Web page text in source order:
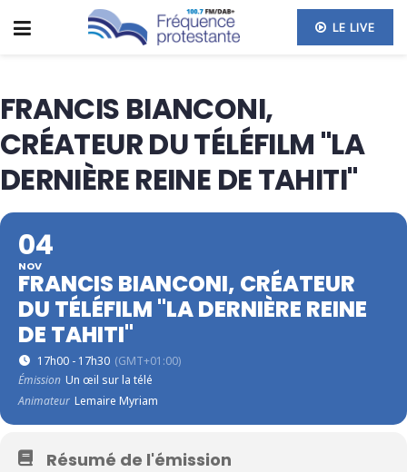
LE LIVE
FRANCIS BIANCONI,
CRÉATEUR DU TÉLÉFILM "LA
DERNIÈRE REINE DE TAHITI"
04
NOV
FRANCIS BIANCONI, CRÉATEUR
DU TÉLÉFILM "LA DERNIÈRE REINE
DE TAHITI"
17h00 - 17h30 (GMT+01:00)
Émission Un œil sur la télé
Animateur Lemaire Myriam
Résumé de l'émission